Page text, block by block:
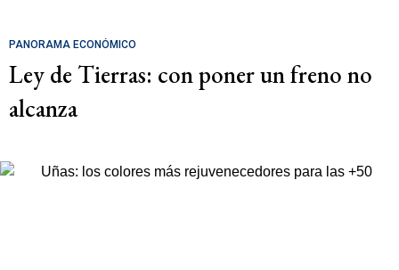
PANORAMA ECONÓMICO
Ley de Tierras: con poner un freno no
alcanza